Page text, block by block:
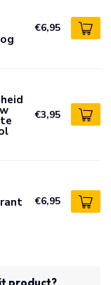
€6,95
€3,95
€6,95